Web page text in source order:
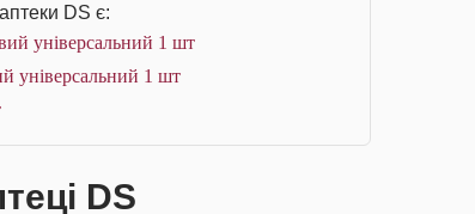
DS є:
універсальний 1 шт
універсальний 1 шт
DS